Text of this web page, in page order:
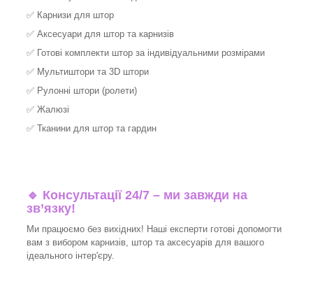
✅ Карнизи для штор
✅ Аксесуари для штор та карнизів
✅ Готові комплекти штор за індивідуальними розмірами
✅ Мультиштори та 3D штори
✅ Рулонні штори (ролети)
✅ Жалюзі
✅ Тканини для штор та гардин
🔹 Консультації 24/7 – ми завжди на
зв’язку!
Ми працюємо без вихідних! Наші експерти готові допомогти
вам з вибором карнизів, штор та аксесуарів для вашого
ідеального інтер'єру.